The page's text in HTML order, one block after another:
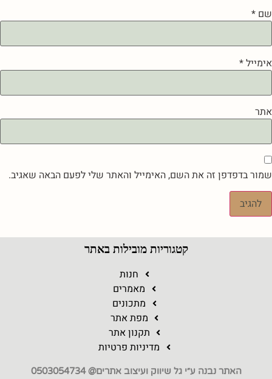
שם *
אימייל*
אתר
שמור בדפדפן זה את השם, האימייל והאתר שלי לפעם הבאה שאגיב.
קטגוריות מובילות באתר
חנות
מאמרים
מתכונים
מפת אתר
תקנון אתר
מדיניות פרטיות
האתר נבנה ע״י גל שיווק ועיצוב אתרים@ 0503054734